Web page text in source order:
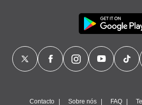
Contacto Sobre nós FAQ